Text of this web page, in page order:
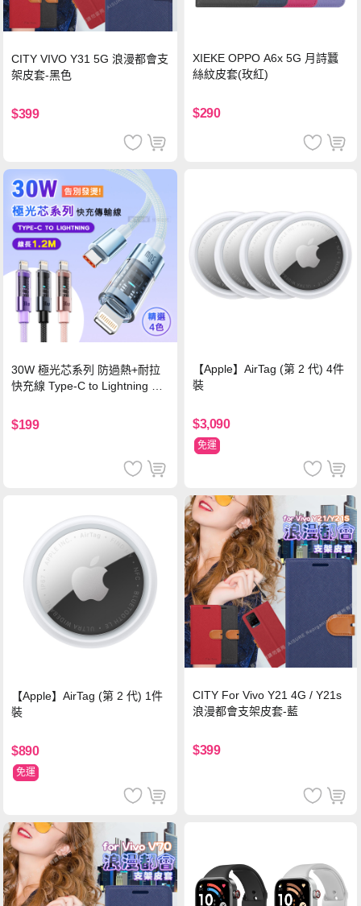
CITY VIVO Y31 5G 浪漫都會支
架皮套-黑色
$399
XIEKE OPPO A6x 5G 月詩蠶
絲紋皮套(玫紅)
$290
30W 極光芯系列 防過熱+耐拉
快充線 Type-C to Lightning 傳
$199
【Apple】AirTag (第 2 代) 4件
裝
$3,090
免運
【Apple】AirTag (第 2 代) 1件
裝
$890
免運
CITY For Vivo Y21 4G / Y21s
浪漫都會支架皮套-藍
$399